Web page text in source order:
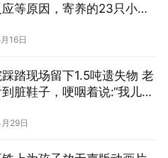
等原因，寄养的23只小熊
16日
踏现场留下1.5吨遗失物 老
脏鞋子，哽咽着说:“我儿子
29日